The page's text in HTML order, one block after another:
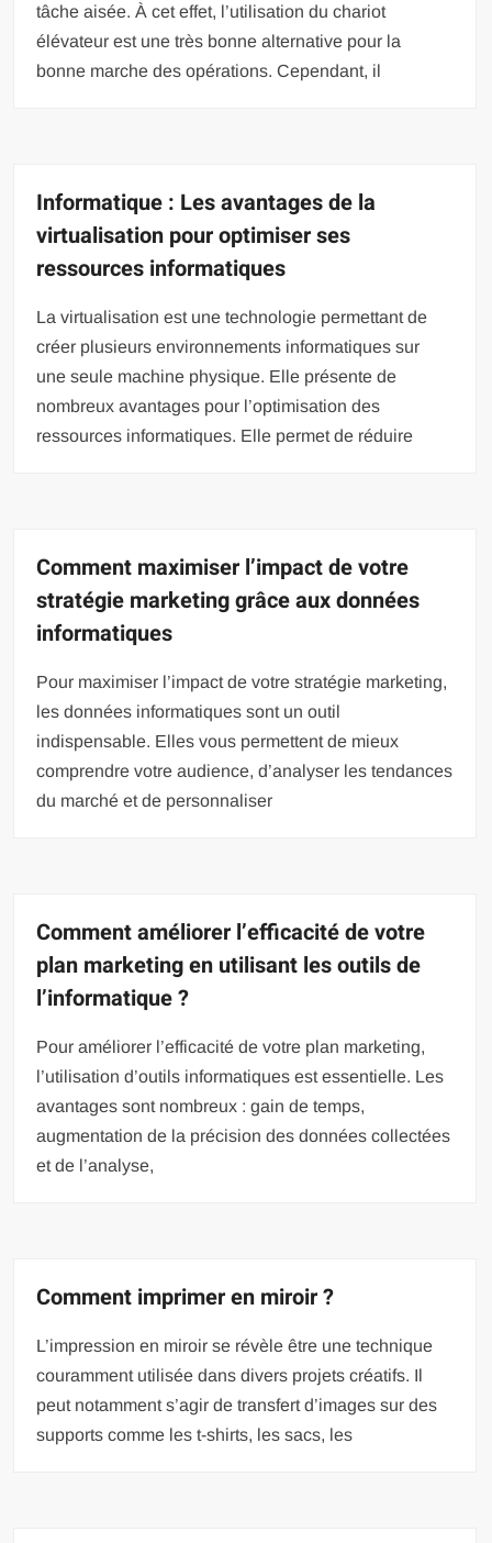
tâche aisée. À cet effet, l’utilisation du chariot
élévateur est une très bonne alternative pour la
bonne marche des opérations. Cependant, il
Informatique : Les avantages de la
virtualisation pour optimiser ses
ressources informatiques
La virtualisation est une technologie permettant de
créer plusieurs environnements informatiques sur
une seule machine physique. Elle présente de
nombreux avantages pour l’optimisation des
ressources informatiques. Elle permet de réduire
Comment maximiser l’impact de votre
stratégie marketing grâce aux données
informatiques
Pour maximiser l’impact de votre stratégie marketing,
les données informatiques sont un outil
indispensable. Elles vous permettent de mieux
comprendre votre audience, d’analyser les tendances
du marché et de personnaliser
Comment améliorer l’efficacité de votre
plan marketing en utilisant les outils de
l’informatique ?
Pour améliorer l’efficacité de votre plan marketing,
l’utilisation d’outils informatiques est essentielle. Les
avantages sont nombreux : gain de temps,
augmentation de la précision des données collectées
et de l’analyse,
Comment imprimer en miroir ?
L’impression en miroir se révèle être une technique
couramment utilisée dans divers projets créatifs. Il
peut notamment s’agir de transfert d’images sur des
supports comme les t-shirts, les sacs, les